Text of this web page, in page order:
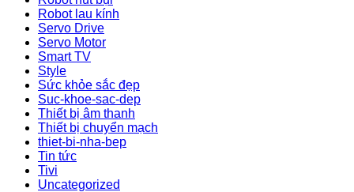
Robot lau kính
Servo Drive
Servo Motor
Smart TV
Style
Sức khỏe sắc đẹp
Suc-khoe-sac-dep
Thiết bị âm thanh
Thiết bị chuyển mạch
thiet-bi-nha-bep
Tin tức
Tivi
Uncategorized